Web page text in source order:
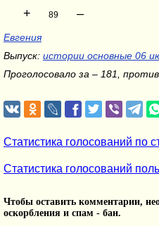
+
89 –
Евгения
Выпуск: истории основные 06
Проголосовало за – 181,
Статистика голосований по
Статистика голосований
Чтобы оставить комментарии,
оскорбления и спам - бан.